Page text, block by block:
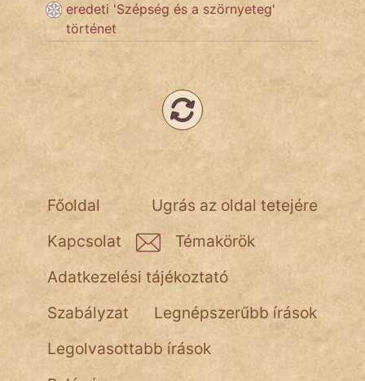
TÖRTÉNELEM
Jób Gedeon
Láron Ádám
vörös ördög
nagyöreg
eredeti 'Szépség és a szörnyeteg'
történet
Ugrás az oldal tetejére
Főoldal
Kapcsolat
Témakörök
Adatkezelési tájékoztató
Szabályzat
Legnépszerűbb írások
Legolvasottabb írások